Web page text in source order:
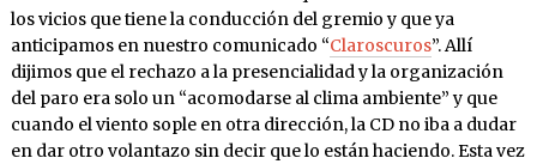
los vicios que tiene la conducción del gremio y que ya
anticipamos en nuestro comunicado “Claroscuros”. Allí
dijimos que el rechazo a la presencialidad y la organización
del paro era solo un “acomodarse al clima ambiente” y que
cuando el viento sople en otra dirección, la CD no iba a dudar
en dar otro volantazo sin decir que lo están haciendo. Esta vez